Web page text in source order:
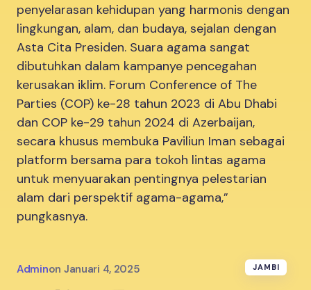
penyelarasan kehidupan yang harmonis dengan
lingkungan, alam, dan budaya, sejalan dengan
Asta Cita Presiden. Suara agama sangat
dibutuhkan dalam kampanye pencegahan
kerusakan iklim. Forum Conference of The
Parties (COP) ke-28 tahun 2023 di Abu Dhabi
dan COP ke-29 tahun 2024 di Azerbaijan,
secara khusus membuka Paviliun Iman sebagai
platform bersama para tokoh lintas agama
untuk menyuarakan pentingnya pelestarian
alam dari perspektif agama-agama,”
pungkasnya.
Adminon Januari 4, 2025 JAMBI